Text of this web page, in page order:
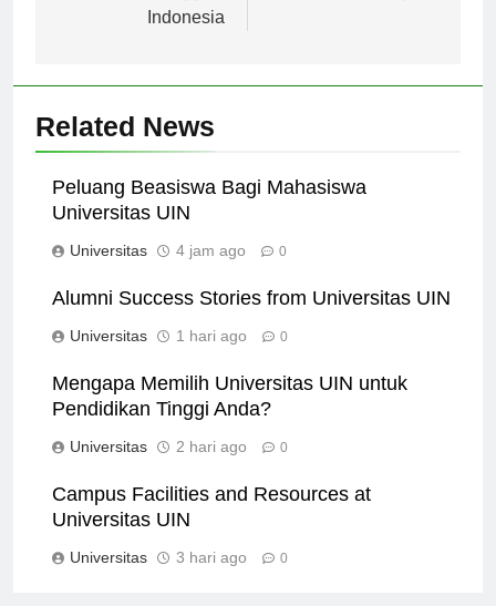
Indonesia
Related News
Peluang Beasiswa Bagi Mahasiswa
Universitas UIN
Universitas 4 jam ago 0
Alumni Success Stories from Universitas UIN
Universitas 1 hari ago 0
Mengapa Memilih Universitas UIN untuk
Pendidikan Tinggi Anda?
Universitas 2 hari ago 0
Campus Facilities and Resources at
Universitas UIN
Universitas 3 hari ago 0